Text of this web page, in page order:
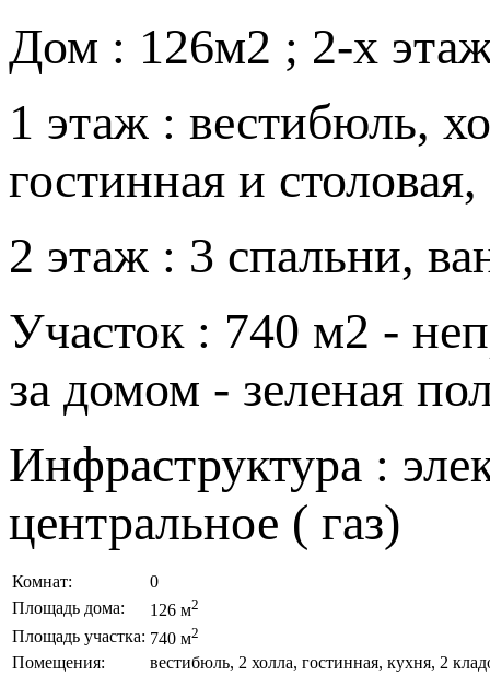
Дом : 126м2 ; 2-х
1 этаж : вестибюль,
гостинная и
2 этаж : 3 спальни,
Участок : 740 м2 -
за домом - зеленая
Инфраструктура :
центральное ( газ)
Комнат:
0
Площадь дома:
126 м2
Площадь участка: 740 м2
Помещения: вестибюль, 2 холла, гостинная, кухня, 2